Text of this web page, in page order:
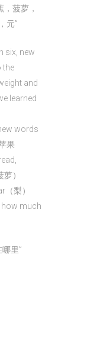
，菠萝，
元”
six, new
the
and
learned
words
果
）
梨）
how much
里”